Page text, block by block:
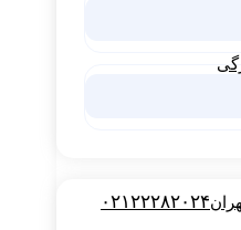
۰۲۱۲۲۲۸۲۰۲۴